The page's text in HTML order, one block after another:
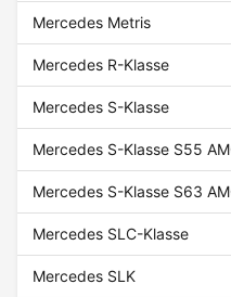
Mercedes Metris
Mercedes R-Klasse
Mercedes S-Klasse
Mercedes S-Klasse S55
Mercedes S-Klasse S63
Mercedes SLC-Klasse
Mercedes SLK